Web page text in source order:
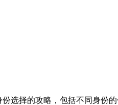
选择的攻略，包括不同身份的